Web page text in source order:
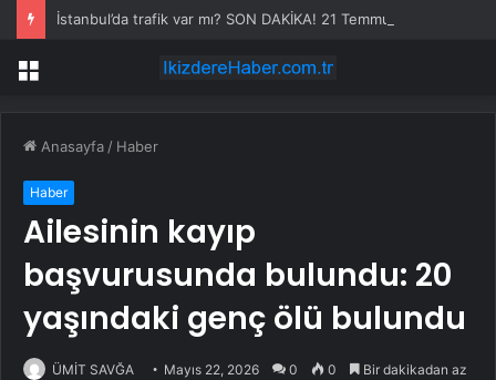
Menü
Anasayfa / Haber
Haber
Ailesinin kayıp
başvurusunda bulundu: 20
yaşındaki genç ölü bulundu
ÜMİT SAVĞA Mayıs 22, 2026 0 0 Bir dakikadan az